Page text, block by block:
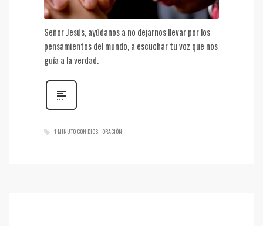
Señor Jesús, ayúdanos a no dejarnos llevar por los
pensamientos del mundo, a escuchar tu voz que nos
guía a la verdad.
1 MINUTO CON DIOS ORACIÓN